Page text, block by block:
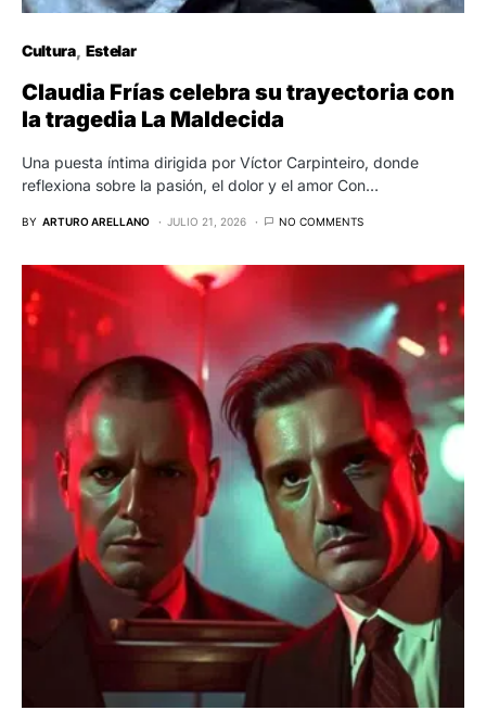
Cultura Estelar
Claudia Frías celebra su trayectoria con
la tragedia La Maldecida
Una puesta íntima dirigida por Víctor Carpinteiro, donde
reflexiona sobre la pasión, el dolor y el amor Con…
BY ARTURO ARELLANO JULIO 21, 2026 NO COMMENTS